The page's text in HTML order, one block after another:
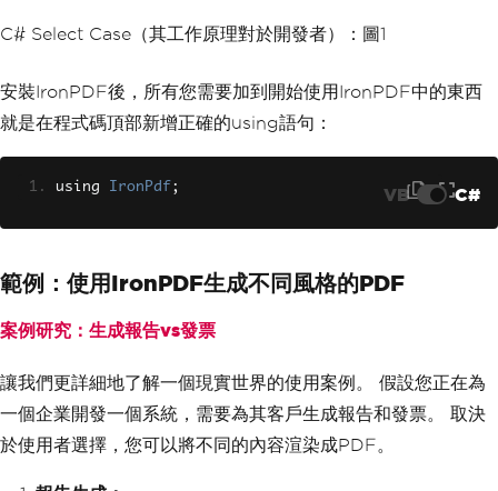
C# Select Case（其工作原理對於開發者）：圖1
安裝IronPDF後，所有您需要加到開始使用IronPDF中的東西
就是在程式碼頂部新增正確的using語句：
using IronPdf ; VB C#
範例：使用IronPDF生成不同風格的PDF
案例研究：生成報告vs發票
讓我們更詳細地了解一個現實世界的使用案例。 假設您正在為
一個企業開發一個系統，需要為其客戶生成報告和發票。 取決
於使用者選擇，您可以將不同的內容渲染成PDF。